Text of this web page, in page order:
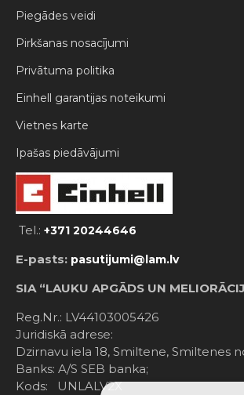
Piegādes veidi
Pirkšanas nosacījumi
Privātuma politika
Einhell garantijas noteikumi
Vietnes karte
Ipašas piedāvājumi
Tel.: +371 20244646
E-pasts: pasutijumi@lam.lv
SIA “LAUKU APGĀDS UN
Reg.Nr.: LV44103005426
Juridiskā adrese:
Dzirnavu iela 18, Smiltene, Smiltenes
Banks: A/S SEB banka;
Kods: UNLALV2X